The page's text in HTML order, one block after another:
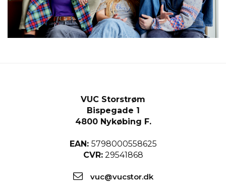
VUC Storstrøm
Bispegade 1
4800 Nykøbing F.
EAN: 5798000558625
CVR:29541868
vuc@vucstor.dk